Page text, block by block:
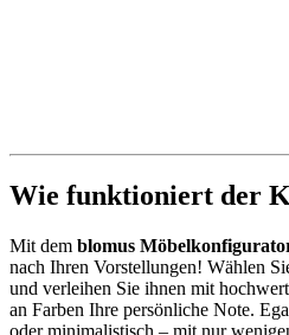
Wie funktioniert der
Mit dem blomus
nach Ihren Vorstellungen! Wählen
und verleihen Sie ihnen mit
an Farben Ihre persönliche Note.
oder minimalistisch – mit nur